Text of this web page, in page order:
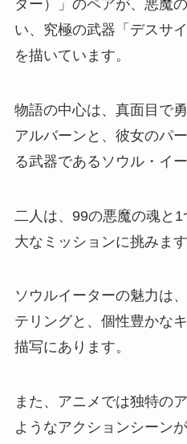
ター）」のペアが、悪魔
い、究極の武器「デスサ
を描いています。
物語の中心は、真面目で
アルバーンと、彼女のパ
る武器であるソウル・イー
二人は、99の悪魔の魂と
大なミッションに挑みます
ソウルイーターの魅力は
テリングと、個性豊かな
描写にあります。
また、アニメでは独特の
ようなアクションシーン